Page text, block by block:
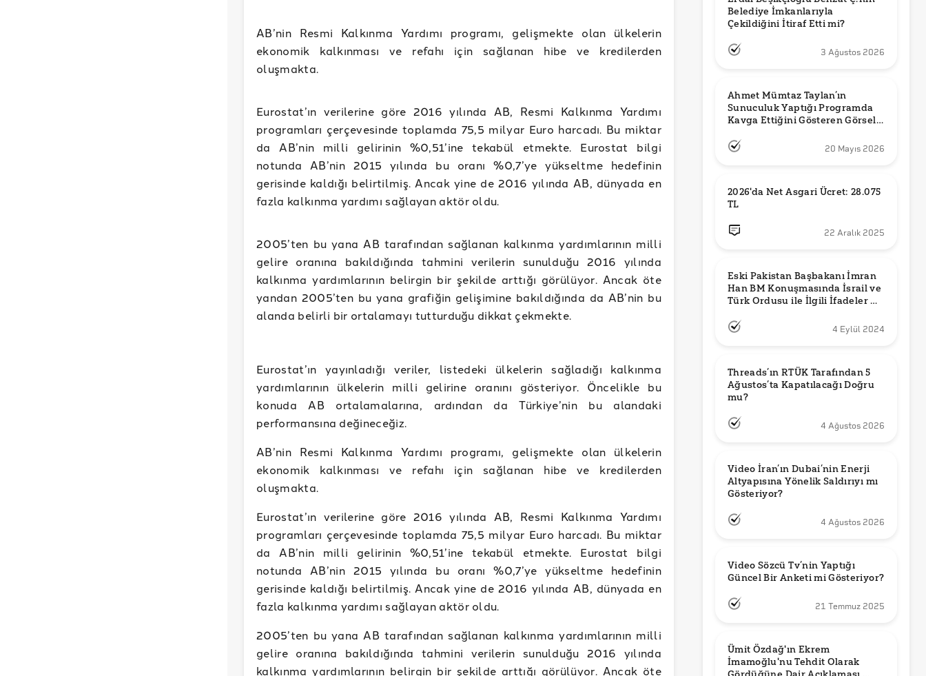
AB’nin Resmi Kalkınma Yardımı programı, gelişmekte olan ülkelerin
ekonomik kalkınması ve refahı için sağlanan hibe ve kredilerden
oluşmakta.
Eurostat’ın verilerine göre 2016 yılında AB, Resmi Kalkınma Yardımı
programları çerçevesinde toplamda 75,5 milyar Euro harcadı. Bu miktar
da AB’nin milli gelirinin %0,51’ine tekabül etmekte. Eurostat bilgi
notunda AB’nin 2015 yılında bu oranı %0,7’ye yükseltme hedefinin
gerisinde kaldığı belirtilmiş. Ancak yine de 2016 yılında AB, dünyada en
fazla kalkınma yardımı sağlayan aktör oldu.
2005’ten bu yana AB tarafından sağlanan kalkınma yardımlarının milli
gelire oranına bakıldığında tahmini verilerin sunulduğu 2016 yılında
kalkınma yardımlarının belirgin bir şekilde arttığı görülüyor. Ancak öte
yandan 2005’ten bu yana grafiğin gelişimine bakıldığında da AB’nin bu
alanda belirli bir ortalamayı tutturduğu dikkat çekmekte.
Eurostat’ın yayınladığı veriler, listedeki ülkelerin sağladığı kalkınma
yardımlarının ülkelerin milli gelirine oranını gösteriyor. Öncelikle bu
konuda AB ortalamalarına, ardından da Türkiye’nin bu alandaki
performansına değineceğiz.
AB’nin Resmi Kalkınma Yardımı programı, gelişmekte olan ülkelerin
ekonomik kalkınması ve refahı için sağlanan hibe ve kredilerden
oluşmakta.
Eurostat’ın verilerine göre 2016 yılında AB, Resmi Kalkınma Yardımı
programları çerçevesinde toplamda 75,5 milyar Euro harcadı. Bu miktar
da AB’nin milli gelirinin %0,51’ine tekabül etmekte. Eurostat bilgi
notunda AB’nin 2015 yılında bu oranı %0,7’ye yükseltme hedefinin
gerisinde kaldığı belirtilmiş. Ancak yine de 2016 yılında AB, dünyada en
fazla kalkınma yardımı sağlayan aktör oldu.
2005’ten bu yana AB tarafından sağlanan kalkınma yardımlarının milli
gelire oranına bakıldığında tahmini verilerin sunulduğu 2016 yılında
kalkınma yardımlarının belirgin bir şekilde arttığı görülüyor. Ancak öte
Belediye İmkanlarıyla
3 Ağustos 2026
Ahmet Mümtaz Taylan’ın
Sunuculuk Yaptığı Programda
Kavga Ettiğini Gösteren Görsel
20 Mayıs 2026
2026'da Net Asgari Ücret: 28.075
TL
22 Aralık 2025
Eski Pakistan Başbakanı İmran
Han BM Konuşmasında İsrail ve
Türk Ordusu ile İlgili İfadeler mi
4 Eylül 2024
Threads’ın RTÜK Tarafından 5
Ağustos’ta Kapatılacağı Doğru
mu?
4 Ağustos 2026
Video İran’ın Dubai’nin Enerji
Altyapısına Yönelik Saldırıyı mı
Gösteriyor?
4 Ağustos 2026
Video Sözcü Tv’nin Yaptığı
Güncel Bir Anketi mi Gösteriyor?
21 Temmuz 2025
Ümit Özdağ'ın Ekrem
İmamoğlu'nu Tehdit Olarak